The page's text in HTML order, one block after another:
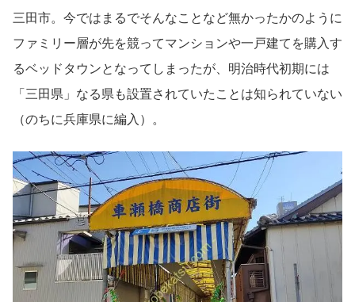
三田市。今ではまるでそんなことなど無かったかのように
ファミリー層が先を競ってマンションや一戸建てを購入す
るベッドタウンとなってしまったが、明治時代初期には
「三田県」なる県も設置されていたことは知られていない
（のちに兵庫県に編入）。